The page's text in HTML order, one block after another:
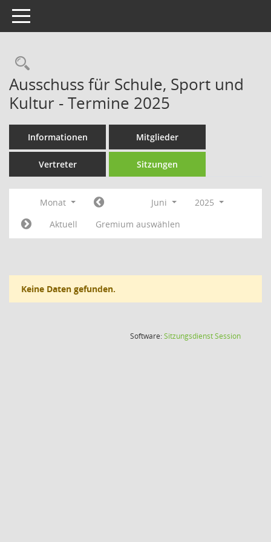
Toggle navigation
Rechercheauswahl
Ausschuss für Schule, Sport und
Kultur - Termine 2025
Informationen Mitglieder
Vertreter Sitzungen
Monat Juni
2025
Aktuell
Gremium auswählen
Keine Daten gefunden.
Software:SitzungsdienstSession(Wird in